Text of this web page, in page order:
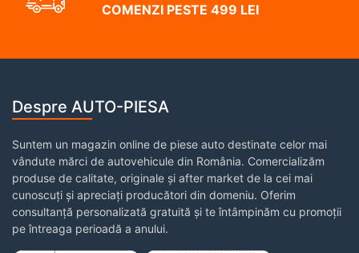
COMENZI PESTE 499 LEI
Despre AUTO-PIESA
Suntem un magazin online de piese auto destinate celor mai
vândute mărci de autovehicule din România. Comercializăm
produse de calitate, originale și after market de la cei mai
cunoscuți și apreciați producători din domeniu. Oferim
consultanță personalizată gratuită și te întâmpinăm cu promoții
pe întreaga perioadă a anului.